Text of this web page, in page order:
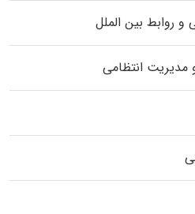
روابط بین الملل
مدیریت انتظامی